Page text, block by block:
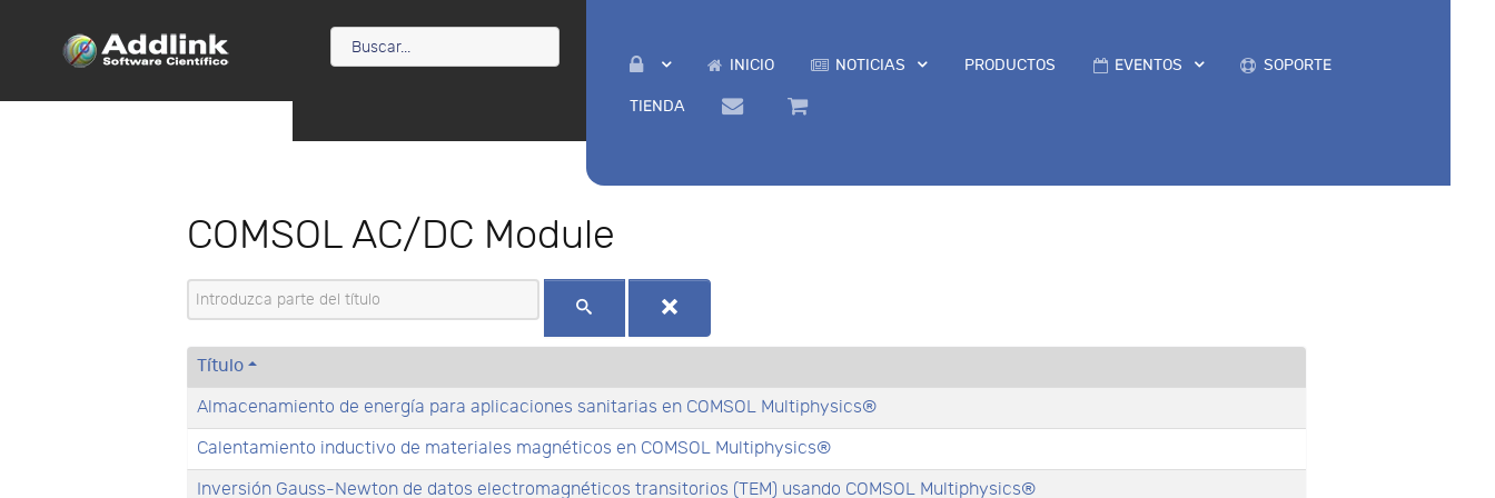
INICIO NOTICIAS PRODUCTOS EVENTOS SOPORTE
TIENDA
COMSOL AC/DC Module
Introduzca parte del título
Título
Almacenamiento de energía para aplicaciones sanitarias en COMSOL Multiphysics®
Calentamiento inductivo de materiales magnéticos en COMSOL Multiphysics®
Inversión Gauss-Newton de datos electromagnéticos transitorios (TEM) usando COMSOL Multiphysics®